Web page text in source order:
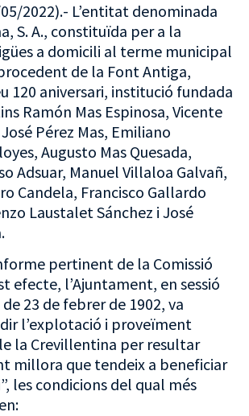
2022).- L’entitat denominada
S. A., constituïda per a la
a domicili al terme municipal
de la Font Antiga,
120 aniversari, institució fundada
Ramón Mas Espinosa, Vicente
Pérez Mas, Emiliano
Augusto Mas Quesada,
Adsuar, Manuel Villaloa Galvañ,
Candela, Francisco Gallardo
Laustalet Sánchez i José
pertinent de la Comissió
efecte, l’Ajuntament, en sessió
23 de febrer de 1902, va
l’explotació i proveïment
la Crevillentina per resultar
millora que tendeix a beneficiar
les condicions del qual més